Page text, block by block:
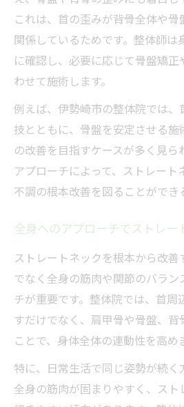
これは、首の歪みが背骨全体や
関係しているためです。整体師は
に確認し、必要に応じて骨盤矯
わせて施術します。
例えば、伊勢崎市の整体院では
技とともに、骨盤を安定させる
の改善を目指すケースが多く見ら
アプローチによって、ストレート
不調の根本改善を図ることができ
全身へのアプローチでストレー
ストレートネックを根本から改
でなく全身の筋肉や関節のバラン
チが重要です。整体院では、首周
すだけでなく、肩甲骨や骨盤、背
ことで、身体全体の連動性を高め
特に、日常生活で同じ姿勢が続
全身の筋肉が固まりやすく、スト